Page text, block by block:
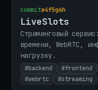
commite4f5g6h
LiveSlots
Стриминговый
времени, WebRTC,
нагрузку.
#backend #frontend
#webrtc
#streaming